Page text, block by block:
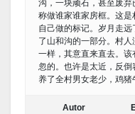
沟，一块顽石，甚至废
称做谁家谁家房框。这
自己做的标记。岁月走
了山和沟的一部分。村
一样，其意直来直去。
忽的。也许是太近，反
养了全村男女老少，鸡猪
Autor